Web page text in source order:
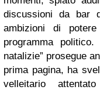
discussioni da bar
ambizioni di
programma
natalizie” prosegue
prima pagina, ha
velleitario